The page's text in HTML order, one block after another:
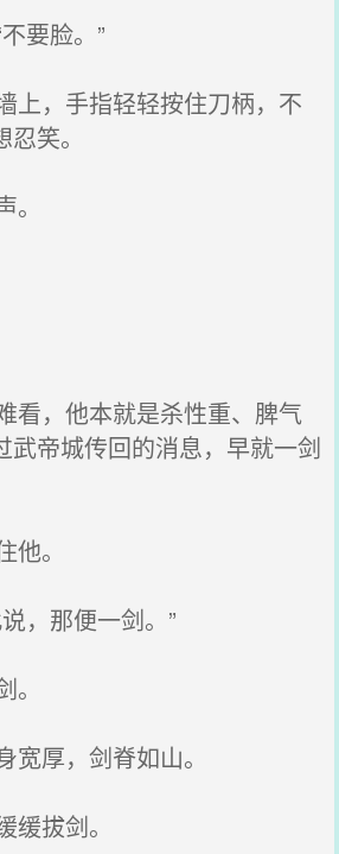
要脸。”
上，手指轻轻按住刀柄，不
笑。
看，他本就是杀性重、脾气
武帝城传回的消息，早就一剑
。
，那便一剑。”
厚，剑脊如山。
拔剑。